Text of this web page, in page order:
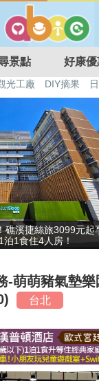
景點 好康優
光工廠 DIY摘果
惠 台北親子餐廳 溫
溪捷絲旅3099元起
1食住4人房！
-萌萌豬氣墊
台北